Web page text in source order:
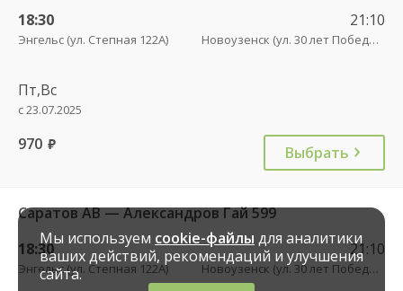
18:30
Энгельс (ул. Степная 122А)
21:10
Новоузенск (ул. 30 лет Победы, 9)
Пт,Вс
с 23.07.2025
970 руб. Выбрать
Саратов АВ — Александров Гай 599
18:30
Энгельс (ул. Степная 122А)
21:10
Новоузенск (ул. 30 лет Победы, 9)
Мы используем cookie-файлы для аналитики
ваших действий, рекомендаций и улучшения
сайта.